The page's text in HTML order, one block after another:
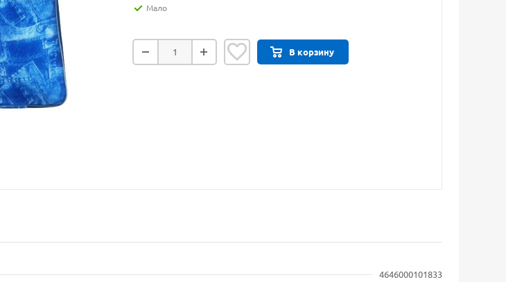
Мало
В корзину
4646000101833